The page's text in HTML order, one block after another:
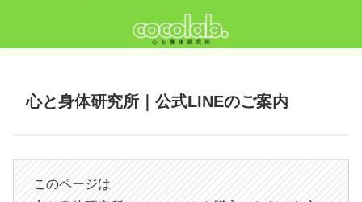
心と身体研究所｜公式LINEのご案内
このページは